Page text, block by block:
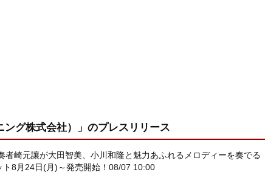
グ株式会社）」 のプレスリリース
者崎元讓が大田智美、小川和隆と魅力あふれるメロディーを奏でる
8月24日(月)～発売開始！ 08/07 10:00